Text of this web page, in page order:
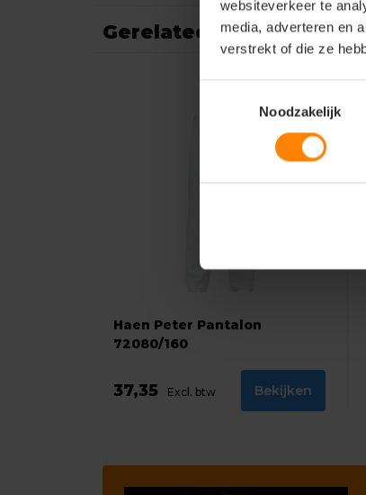
websiteverkeer te
media, adverteren en
verstrekt of die ze
Noodzakelijk
Gerelateerde producten
Haen Peter Pantalon
72080/160
37,35 Excl. btw Bekijken